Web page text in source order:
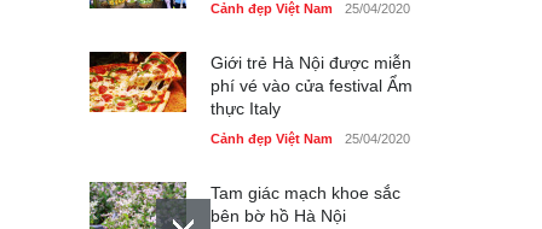
Cảnh đẹp Việt Nam 25/04/2020
Giới trẻ Hà Nội được miễn
phí vé vào cửa festival Ẩm
thực Italy
Cảnh đẹp Việt Nam 25/04/2020
Tam giác mạch khoe sắc
bên bờ hồ Hà Nội